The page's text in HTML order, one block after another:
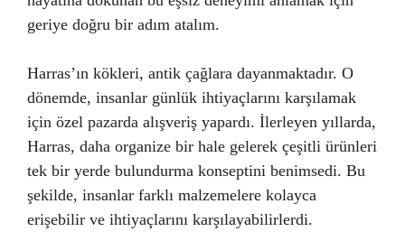
geriye doğru bir adım atalım.
Harras’ın kökleri, antik çağlara dayanmaktadır. O
dönemde, insanlar günlük ihtiyaçlarını karşılamak
için özel pazarda alışveriş yapardı. İlerleyen yıllarda,
Harras, daha organize bir hale gelerek çeşitli ürünleri
tek bir yerde bulundurma konseptini benimsedi. Bu
şekilde, insanlar farklı malzemelere kolayca
erişebilir ve ihtiyaçlarını karşılayabilirlerdi.